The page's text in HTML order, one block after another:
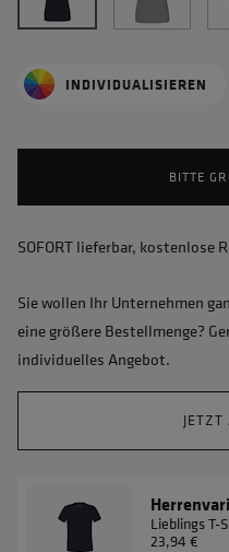
INDIVIDUALISIEREN
BITTE
SOFORT lieferbar, kostenlose
Sie wollen Ihr Unternehmen
eine größere Bestellmenge?
individuelles Angebot.
JETZT
Lieblings T-
23,94 €